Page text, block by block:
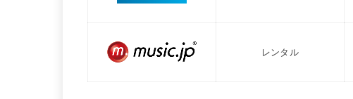
レンタル